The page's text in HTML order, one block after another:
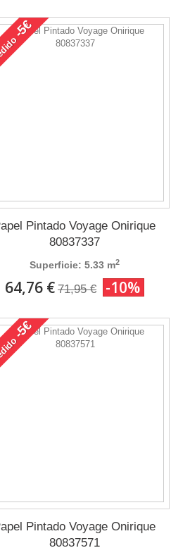
-5€
Pintado Voyage Onirique
80837337
Superficie: 5.33 m2
64,76 € 71,95 € -10%
-5€
Pintado Voyage Onirique
80837571